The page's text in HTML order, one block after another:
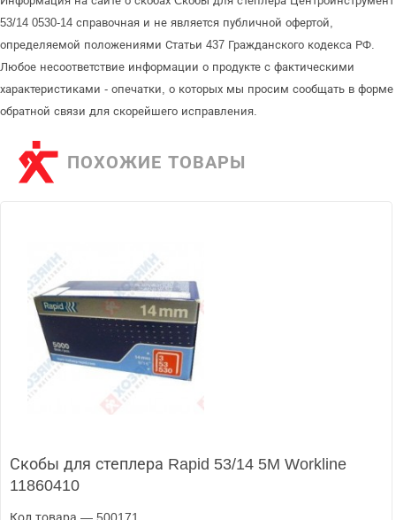
53/14 0530-14 справочная и не является публичной офертой,
определяемой положениями Статьи 437 Гражданского кодекса РФ.
Любое несоответствие информации о продукте с фактическими
характеристиками - опечатки, о которых мы просим сообщать в форме
обратной связи для скорейшего исправления.
ПОХОЖИЕ ТОВАРЫ
Скобы для степлера Rapid 53/14 5M Workline
11860410